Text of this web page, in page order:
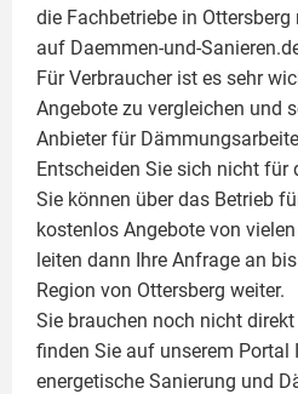
die Fachbetriebe in
auf Daemmen-und-
Für Verbraucher ist es sehr
Angebote zu vergleichen und
Anbieter für
Entscheiden Sie sich nicht für
Sie können über das Betrieb
kostenlos Angebote von
leiten dann Ihre Anfrage an
Region von Ottersberg weiter.
Sie brauchen noch nicht
finden Sie auf unserem Portal
energetische Sanierung und